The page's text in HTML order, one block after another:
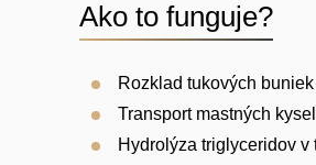
Ako to funguje?
Rozklad tukových buniek
Transport mastných
Hydrolýza triglyceridov v